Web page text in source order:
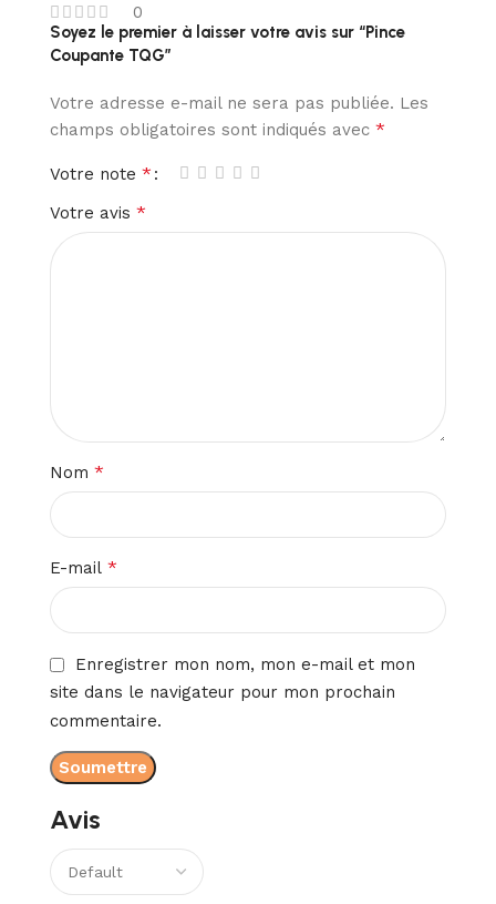
0
Avis
Soyez le premier à laisser votre avis sur “Pince
Coupante TQG”
Votre adresse e-mail ne sera pas publiée. Les
champs obligatoires sont indiqués avec *
Votre note *
Votre avis *
Nom *
E-mail *
Enregistrer mon nom, mon e-mail et mon
site dans le navigateur pour mon prochain
commentaire.